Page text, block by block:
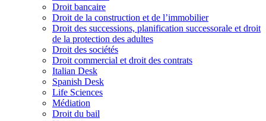
Droit bancaire
Droit de la construction et de l’immobilier
Droit des successions, planification successorale et droit
de la protection des adultes
Droit des sociétés
Droit commercial et droit des contrats
Italian Desk
Spanish Desk
Life Sciences
Médiation
Droit du bail